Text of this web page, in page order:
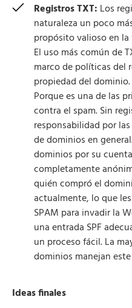
Registros TXT: Los
naturaleza un poco
propósito valioso en
El uso más común de
marco de políticas del
propiedad del
Porque es una de las
contra el spam. Sin
responsabilidad por
de dominios en
dominios por su
completamente
quién compró el
actualmente, lo que
SPAM para invadir la
una entrada SPF
un proceso fácil. La
dominios manejan
Ideas finales